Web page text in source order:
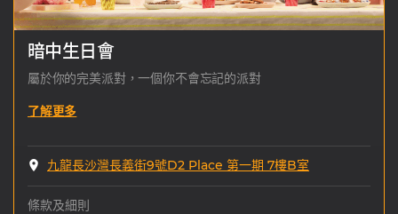
暗中生日會
屬於你的完美派對，一個你不會忘記的派對
了解更多
九龍長沙灣長義街9號D2 Place 第一期 7樓B室
條款及細則